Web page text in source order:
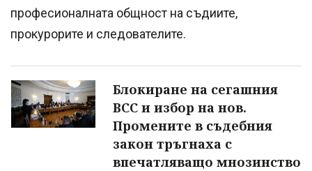
професионалната общност на съдиите,
прокурорите и следователите.
Блокиране на сегашния
ВСС и избор на нов.
Промените в съдебния
закон тръгнаха с
впечатляващо мнозинство